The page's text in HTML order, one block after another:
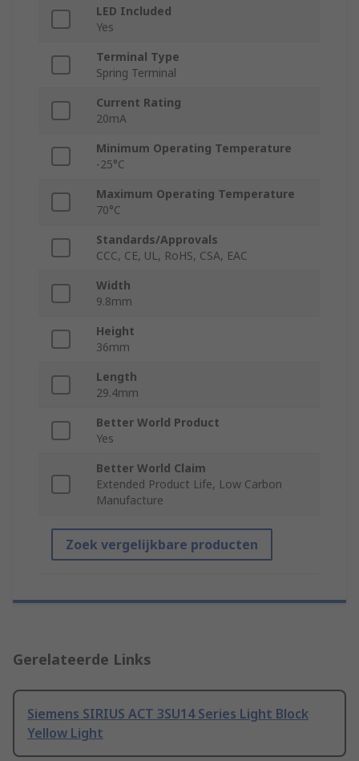
LED Included
Yes
Terminal Type
Spring Terminal
Current Rating
20mA
Minimum Operating Temperature
-25°C
Maximum Operating Temperature
70°C
Standards/Approvals
CCC, CE, UL, RoHS, CSA, EAC
Width
9.8mm
Height
36mm
Length
29.4mm
Better World Product
Yes
Better World Claim
Extended Product Life, Low Carbon
Manufacture
Zoek vergelijkbare producten
Gerelateerde Links
Siemens SIRIUS ACT 3SU14 Series Light Block
Yellow Light